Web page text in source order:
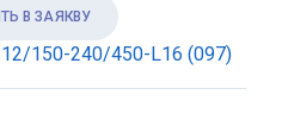
В ЗАЯКВУ
150-240/450-L16 (097)